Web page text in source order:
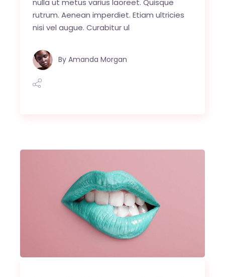
rutrum. Aenean imperdiet. Etiam ultricies
nisi vel augue. Curabitur ul
By Amanda Morgan